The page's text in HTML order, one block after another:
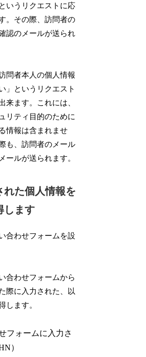
いうリクエストに応
。その際、訪問者の
認のメールが送られ
問者本人の個人情報
」というリクエスト
来ます。これには、
リティ目的のために
情報は含まれませ
も、訪問者のメール
ールが送られます。
れた個人情報を
します
合わせフォームを設
合わせフォームから
際に入力された、以
します。
フォームに入力さ
）